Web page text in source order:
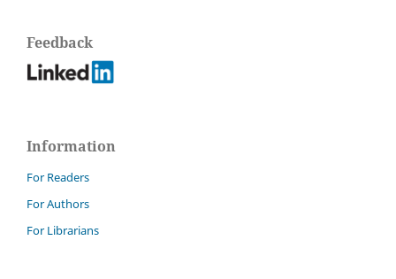
Feedback
Information
For Readers
For Authors
For Librarians